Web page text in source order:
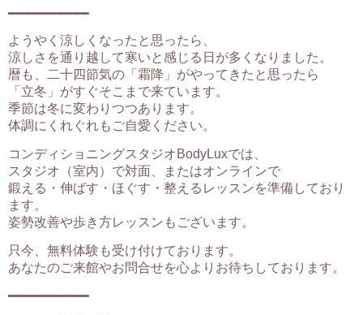
━━━━━━━━━━
ようやく涼しくなったと思ったら、
涼しさを通り越して寒いと感じる日が多くなりました。
暦も、二十四節気の「霜降」がやってきたと思ったら
「立冬」がすぐそこまで来ています。
季節は冬に変わりつつあります。
体調にくれぐれもご自愛ください。
コンディショニングスタジオBodyLuxでは、
スタジオ（室内）で対面、またはオンラインで
鍛える・伸ばす・ほぐす・整えるレッスンを準備しており
ます。
姿勢改善や歩き方レッスンもございます。
只今、無料体験も受け付けております。
あなたのご来館やお問合せを心よりお待ちしております。
━━━━━━━━━━